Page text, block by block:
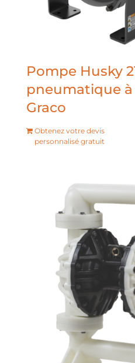
Pompe Husky
pneumatique
Graco
Obtenez votre devis
personnalisé gratuit